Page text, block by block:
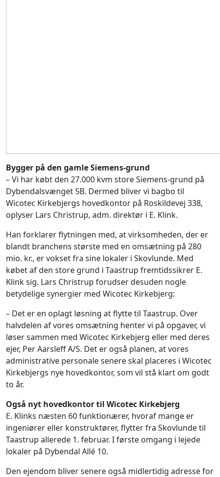
Bygger på den gamle Siemens-grund
– Vi har købt den 27.000 kvm store Siemens-grund på
Dybendalsvænget 5B. Dermed bliver vi bagbo til
Wicotec Kirkebjergs hovedkontor på Roskildevej 338,
oplyser Lars Christrup, adm. direktør i E. Klink.
Han forklarer flytningen med, at virksomheden, der er
blandt branchens største med en omsætning på 280
mio. kr., er vokset fra sine lokaler i Skovlunde. Med
købet af den store grund i Taastrup fremtidssikrer E.
Klink sig. Lars Christrup forudser desuden nogle
betydelige synergier med Wicotec Kirkebjerg:
– Det er en oplagt løsning at flytte til Taastrup. Over
halvdelen af vores omsætning henter vi på opgaver, vi
løser sammen med Wicotec Kirkebjerg eller med deres
ejer, Per Aarsleff A/S. Det er også planen, at vores
administrative personale senere skal placeres i Wicotec
Kirkebjergs nye hovedkontor, som vil stå klart om godt
to år.
Også nyt hovedkontor til Wicotec Kirkebjerg
E. Klinks næsten 60 funktionærer, hvoraf mange er
ingeniører eller konstruktører, flytter fra Skovlunde til
Taastrup allerede 1. februar. I første omgang i lejede
lokaler på Dybendal Allé 10.
Den ejendom bliver senere også midlertidig adresse for